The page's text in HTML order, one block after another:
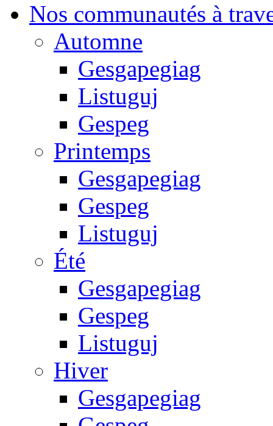
Nos communautés à
Automne
Gesgapegiag
Listuguj
Gespeg
Printemps
Gesgapegiag
Gespeg
Listuguj
Été
Gesgapegiag
Gespeg
Listuguj
Hiver
Gesgapegiag